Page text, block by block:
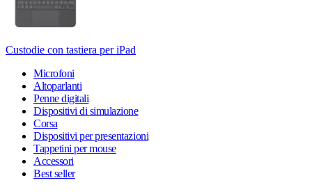
Custodie con tastiera per iPad
Microfoni
Altoparlanti
Penne digitali
Dispositivi di simulazione
Corsa
Dispositivi per presentazioni
Tappetini per mouse
Accessori
Best seller